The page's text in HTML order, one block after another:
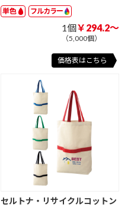
単色 フルカラー
1個￥294.2～
（5,000個）
価格表はこちら
セルトナ・リサイクルコットン